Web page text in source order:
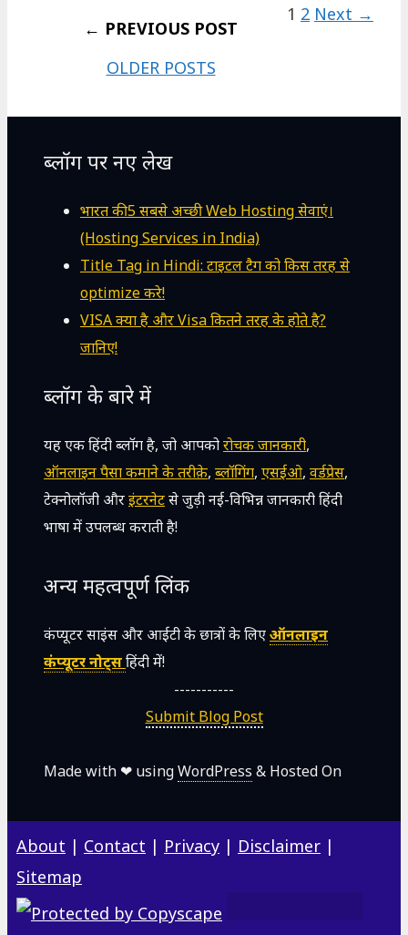
OLDER POSTS
Page
1 Page
2 Next →
ब्लॉग पर नए लेख
भारत की 5 सबसे अच्छी Web Hosting सेवाएं।
(Hosting Services in India)
Title Tag in Hindi: टाइटल टैग को किस तरह से
optimize करे!
VISA क्या है और Visa कितने तरह के होते है?
जानिए!
ब्लॉग के बारे में
यह एक हिंदी ब्लॉग है, जो आपकोरोचक जानकारी,
ऑनलाइन पैसा कमाने के तरीक़े, ब्लॉगिंग, एसईओ, वर्डप्रेस,
टेक्नोलॉजी औरइंटरनेटसे जुड़ी नई-विभिन्न जानकारी हिंदी
भाषा में उपलब्ध कराती है!
अन्य महत्वपूर्ण लिंक
कंप्यूटर साइंस और आईटी के छात्रों के लिएऑनलाइन
कंप्यूटर नोट्सहिंदी में!
-----------
Submit Blog Post
Made with ❤ usingWordPress & Hosted On
About | Contact | Privacy | Disclaimer |
Sitemap